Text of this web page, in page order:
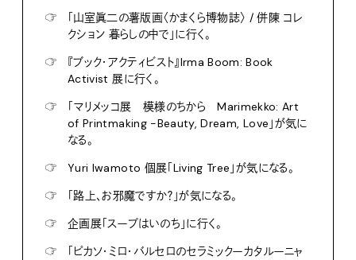
☞
「山室眞二の薯版画〈かまくら博物誌〉 / 併陳 コレ
クション 暮らしの中で」に行く。
☞
『ブック・アクティビスト』Irma Boom: Book
Activist 展に行く。
☞
「マリメッコ展 模様のちから Marimekko: Art
of Printmaking -Beauty, Dream, Love」が気に
なる。
☞
Yuri Iwamoto 個展「Living Tree」が気になる。
☞
「路上、お邪魔ですか？」が気になる。
☞
企画展「スープはいのち」に行く。
☞
「ピカソ・ミロ・バルセロのセラミックーカタルーニャ